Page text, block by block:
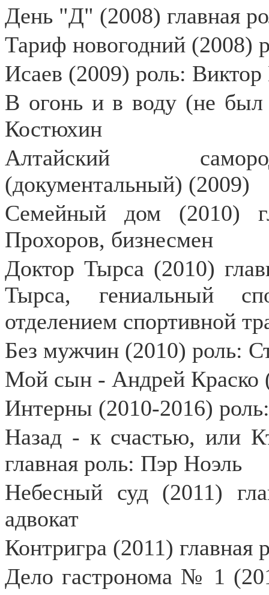
День "Д" (2008) главная
Тариф новогодний (2008)
Исаев (2009) роль:
В огонь и в воду (не был
Костюхин
Алтайский
(документальный) (2009)
Семейный дом (2010)
Прохоров, бизнесмен
Доктор Тырса (2010)
Тырса, гениальный
отделением спортивной
Без мужчин (2010) роль:
Мой сын - Андрей Краско
Интерны (2010-2016)
Назад - к счастью, или
главная роль: Пэр Ноэль
Небесный суд (2011)
адвокат
Контригра (2011) главная
Дело гастронома № 1